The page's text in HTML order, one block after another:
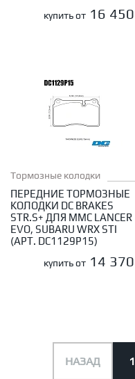
купить от 16 450
Тормозные колодки
ПЕРЕДНИЕ ТОРМОЗНЫЕ
КОЛОДКИ DC BRAKES
STR.S+ ДЛЯ MMC LANCER
EVO, SUBARU WRX STI
(АРТ. DC1129P15)
купить от 14 370
НАЗАД 1